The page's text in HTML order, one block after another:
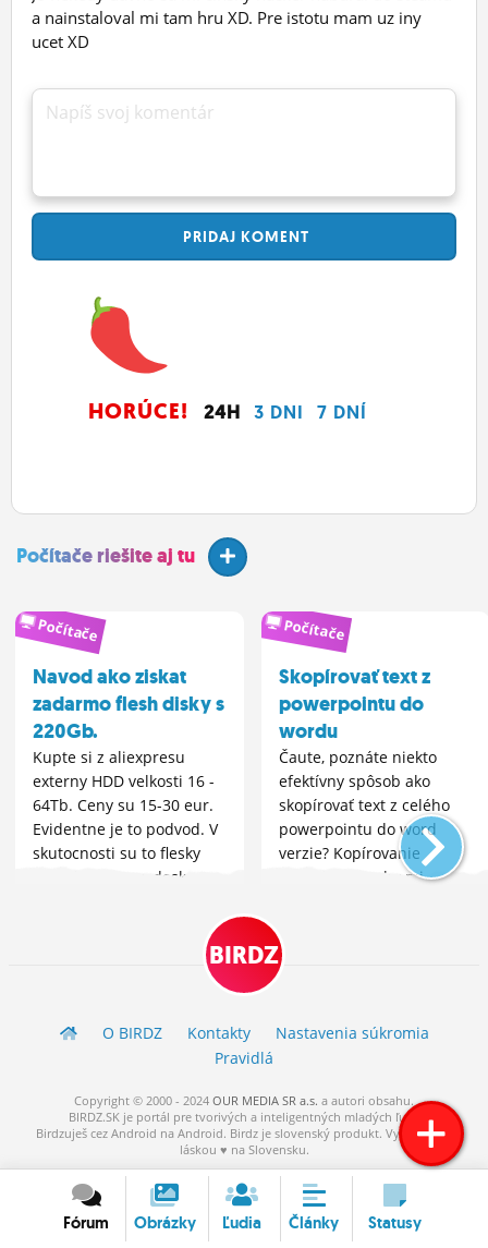
a nainstaloval mi tam hru XD. Pre istotu mam uz iny
ucet XD
Napíš svoj komentár
PRIDAJ KOMENT
HORÚCE! 24H 3 DNI 7 DNÍ
Počítače riešite aj tu
Počítače
Navod ako ziskat
zadarmo flesh disky s
220Gb.
Kupte si z aliexpresu
externy HDD velkosti 16 -
64Tb. Ceny su 15-30 eur.
Evidentne je to podvod. V
skutocnosti su to flesky
napajkovane na dosku a v
pride otestujte ho, zaplnte
Počítače
Skopírovať text z
powerpointu do
wordu
Čaute, poznáte niekto
efektívny spôsob ako
skopírovať text z celého
powerpointu do word
verzie? Kopírovanie
každého okna by mi
BIRDZ
O BIRDZ Kontakty
Nastavenia súkromia
Pravidlá
Copyright © 2000 - 2024 OUR MEDIA SR a.s. a autori obsahu.
BIRDZ.SK je portál pre tvorivých a inteligentných mladých ľudí.
Birdzuješ cez Android na Android. Birdz je slovenský produkt. Vytvorené s
láskou ♥ na Slovensku.
Fórum Obrázky Ľudia Články Statusy